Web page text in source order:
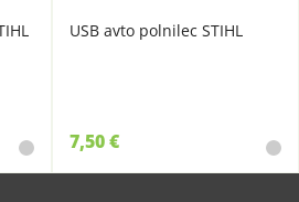
USB avto polnilec STIHL
7,50 €